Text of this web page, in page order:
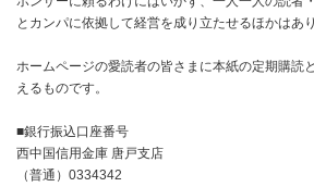
とカンパに依拠して経営を成り立たせるほかはあ
ホームページの愛読者の皆さまに本紙の定期購読
えるものです。
■銀行振込口座番号
西中国信用金庫 唐戸支店
（普通）0334342